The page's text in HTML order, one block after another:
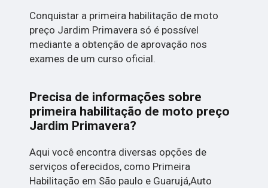
Conquistar a primeira habilitação de moto
preço Jardim Primavera só é possível
mediante a obtenção de aprovação nos
exames de um curso oficial.
Precisa de informações sobre
primeira habilitação de moto preço
Jardim Primavera?
Aqui você encontra diversas opções de
serviços oferecidos, como Primeira
Habilitação em São paulo e Guarujá,Auto